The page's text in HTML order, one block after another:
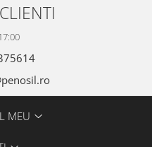
MEU